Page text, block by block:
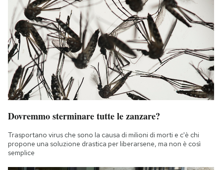
Dovremmo sterminare tutte le zanzare?
Trasportano virus che sono la causa di milioni di morti e c'è chi
propone una soluzione drastica per liberarsene, ma non è così
semplice